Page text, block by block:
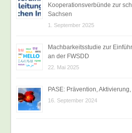
Kooperationsverbünde zur
Sachsen
1. September 2025
Machbarkeitsstudie zur
an der FWSDD
22. Mai 2025
PASE: Prävention,
16. September 2024